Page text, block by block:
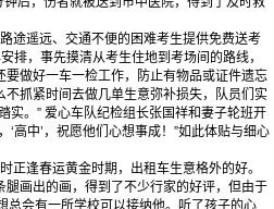
途遥远、交通不便的困难考生提供免费送考
排，事先摸清从考生住地到考场间的路线，
做好一车一检工作，防止有物品或证件遗忘
抓紧时间去做几单生意弥补损失，队员们实
实。” 爱心车队纪检组长张国祥和妻子轮班开
高中’，祝愿他们心想事成！”如此体贴与细心
逢春运黄金时期，出租车生意格外的好。
画出的画，得到了不少行家的好评，但由于
总会有一所学校可以接纳他。听了孩子的心